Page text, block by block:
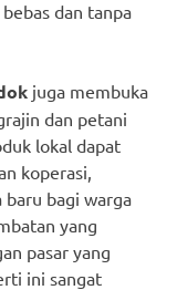
dan tanpa
juga membuka
dan petani
lokal dapat
koperasi,
baru bagi warga
yang
pasar yang
ini sangat